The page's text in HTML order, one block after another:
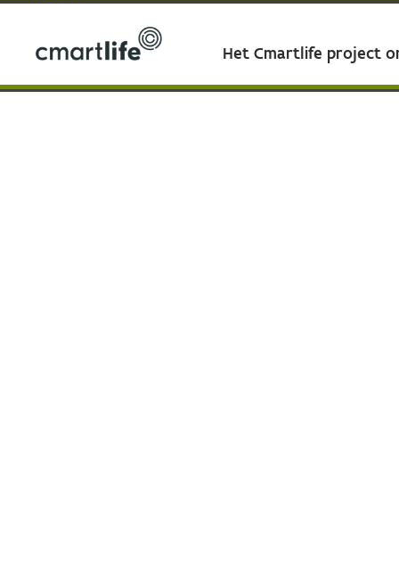
Het Cmartlife project